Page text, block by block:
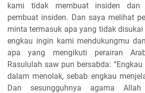
kami tidak membuat insiden dan
pembuat insiden. Dan saya melihat
minta termasuk apa yang tidak
engkau ingin kami mendukungmu
apa yang mengikuti perairan
Rasululah saw pun bersabda:
dalam menolak, sebab engkau
Dan sesungguhnya agama